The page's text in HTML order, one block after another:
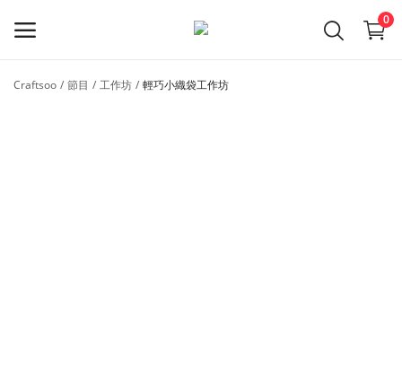
0
Craftsoo 節目 工作坊 輕巧小織袋工作坊